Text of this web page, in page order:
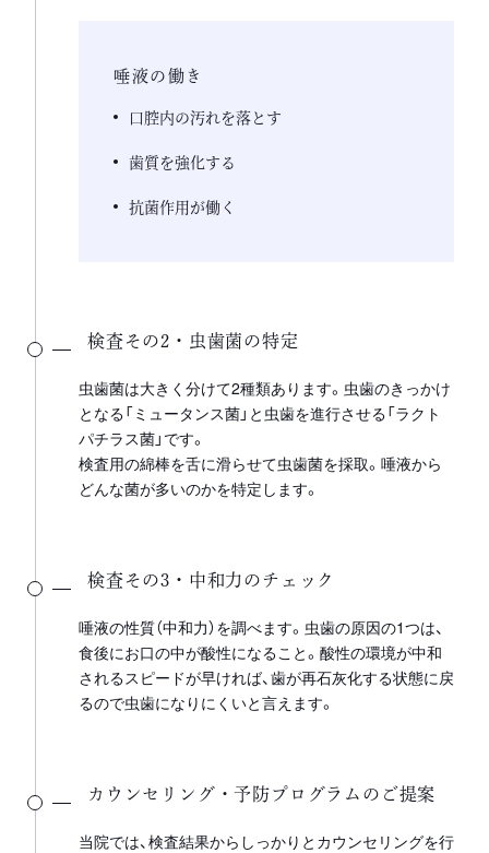
唾液の働き
口腔内の汚れを落とす
歯質を強化する
抗菌作用が働く
検査その2・虫歯菌の特定
虫歯菌は大きく分けて2種類あります。虫歯のきっかけ
となる「ミュータンス菌」と虫歯を進行させる「ラクト
パチラス菌」です。
検査用の綿棒を舌に滑らせて虫歯菌を採取。唾液から
どんな菌が多いのかを特定します。
検査その3・中和力のチェック
唾液の性質（中和力）を調べます。虫歯の原因の1つは、
食後にお口の中が酸性になること。酸性の環境が中和
されるスピードが早ければ、歯が再石灰化する状態に戻
るので虫歯になりにくいと言えます。
カウンセリング・予防プログラムのご提案
当院では、検査結果からしっかりとカウンセリングを行